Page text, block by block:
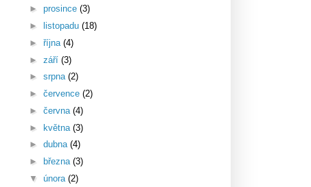
► prosince (3)
►
listopadu (18)
► října (4)
► září (3)
► srpna (2)
► července (2)
► června (4)
► května (3)
► dubna (4)
►
března (3)
▼ února (2)